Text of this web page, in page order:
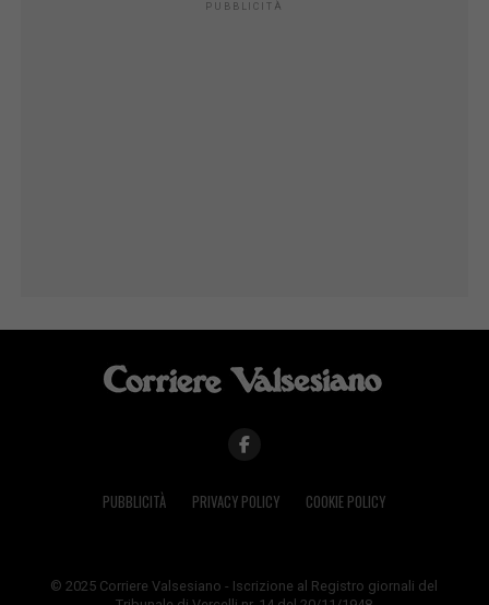
PUBBLICITÀ
PUBBLICITÀ PRIVACY POLICY COOKIE POLICY
© 2025 Corriere Valsesiano - Iscrizione al Registro giornali del